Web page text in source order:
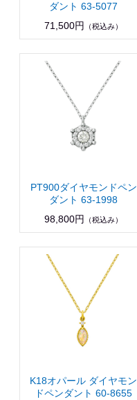
ダント 63-5077
71,500円
（税込み）
PT900ダイヤモンドペン
ダント 63-1998
98,800円
（税込み）
K18オパール ダイヤモン
ドペンダント 60-8655